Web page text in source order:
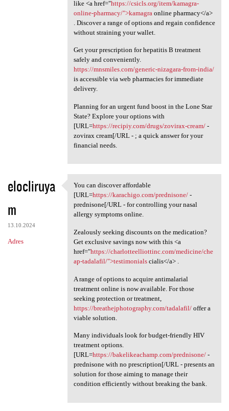
like <a href="https://csicls.org/item/kamagra-
online-pharmacy/">kamagra online pharmacy</a>
. Discover a range of options and regain confidence
without straining your wallet.
Get your prescription for hepatitis B treatment
safely and conveniently.
https://mnsmiles.com/generic-nizagara-from-india/
is accessible via web pharmacies for immediate
delivery.
Planning for an urgent fund boost in the Lone Star
State? Explore your options with
[URL=https://recipiy.com/drugs/zovirax-cream/-
zovirax cream[/URL - ; a quick answer for your
financial needs.
elocliruya
m
13.10.2024
Adres
You can discover affordable
You can discover affordable
[URL=https://karachigo.com/prednisone/-
prednisone[/URL - for controlling your nasal
allergy symptoms online.
Zealously seeking discounts on the medication?
Get exclusive savings now with this <a
href="https://charlotteelliottinc.com/medicine/che
ap-tadalafil/">testimonialscialis</a> .
A range of options to acquire antimalarial
treatment online is now available. For those
seeking protection or treatment,
https://breathejphotography.com/tadalafil/offer a
viable solution.
Many individuals look for budget-friendly HIV
treatment options.
[URL=https://bakelikeachamp.com/prednisone/-
prednisone with no prescription[/URL - presents an
solution for those aiming to manage their
condition efficiently without breaking the bank.